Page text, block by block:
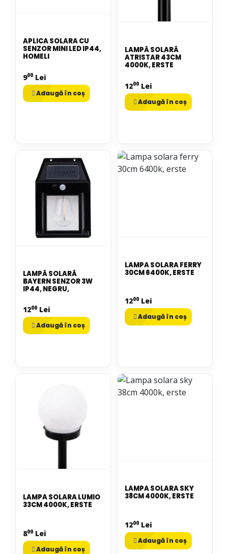
APLICA SOLARA CU
SENZOR MINI LED IP44,
HOMELI
900 Lei
Adaugă în coș
LAMPĂ SOLARĂ
ATRISTAR 43CM
4000K, ERSTE
1200 Lei
Adaugă în coș
LAMPĂ SOLARĂ
BAYERN SENZOR 3W
IP44, NEGRU,
1200 Lei
Adaugă în coș
LAMPA SOLARA FERRY
30CM 6400K, ERSTE
1200 Lei
Adaugă în coș
LAMPA SOLARA LUMIO
33CM 4000K, ERSTE
800 Lei
Adaugă în coș
LAMPA SOLARA SKY
38CM 4000K, ERSTE
1200 Lei
Adaugă în coș